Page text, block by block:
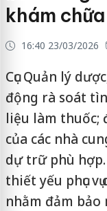
khám
16:40 23/03/2026
Cục Quản lý
động rà soát
liệu làm thuốc;
của các nhà
dự trữ phù
thiết yếu phục
nhằm đảm